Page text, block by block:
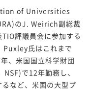
of Universities
のJ. Weirich副総裁
評議員会に参加する
Puxley氏はこれまで
、米国国立科学財団
で12年勤務し、
など、米国の大型プ